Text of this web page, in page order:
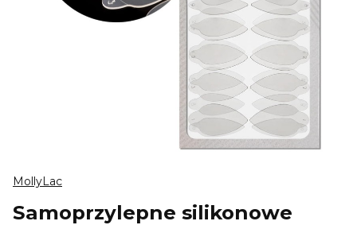
MollyLac
Samoprzylepne silikonowe